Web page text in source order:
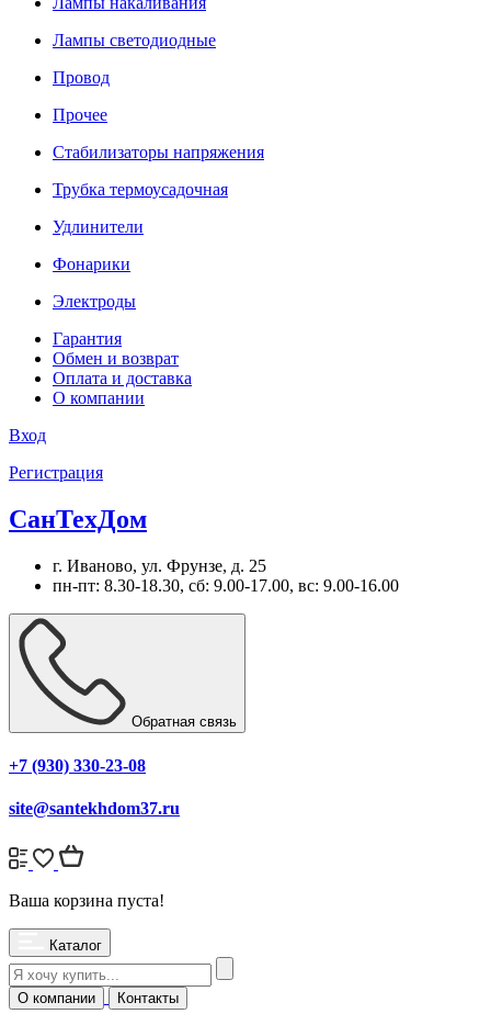
Лампы светодиодные
Провод
Прочее
Стабилизаторы напряжения
Трубка термоусадочная
Удлинители
Фонарики
Электроды
Гарантия
Обмен и возврат
Оплата и доставка
О компании
Вход
Регистрация
СанТехДом
г. Иваново, ул. Фрунзе, д. 25
пн-пт: 8.30-18.30, сб: 9.00-17.00, вс: 9.00-16.00
Обратная связь
+7 (930) 330-23-08
site@santekhdom37.ru
Ваша корзина пуста!
Каталог
О компании Контакты